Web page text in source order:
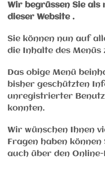
Wir begrüssen Sie
dieser Website .
Sie können nun auf
die Inhalte des Menüs
Das obige Menü
bisher geschützten
unregistrierter
konnten.
Wir wünschen Ihnen
Fragen haben
auch über den